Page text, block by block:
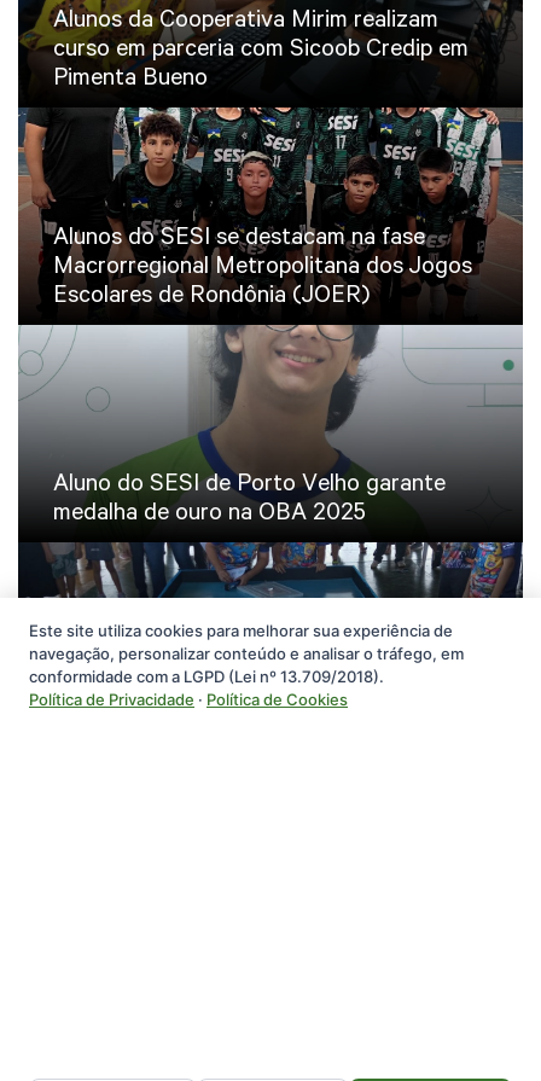
Alunos da Cooperativa Mirim realizam
curso em parceria com Sicoob Credip em
Pimenta Bueno
Alunos do SESI se destacam na fase
Macrorregional Metropolitana dos Jogos
Escolares de Rondônia (JOER)
Aluno do SESI de Porto Velho garante
medalha de ouro na OBA 2025
Torneio reúne turmas do Fundamental I
Este site utiliza cookies para melhorar sua experiência de
navegação, personalizar conteúdo e analisar o tráfego, em
conformidade com a LGPD (Lei nº 13.709/2018).
Política de Privacidade · Política de Cookies